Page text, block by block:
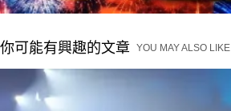
你可能有興趣的文章 YOU MAY ALSO LIKE